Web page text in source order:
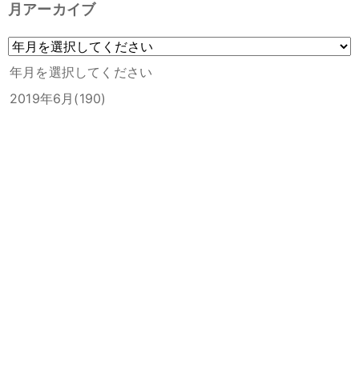
月アーカイブ